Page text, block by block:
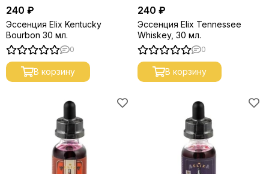
240 ₽
Эссенция Elix Kentucky
Bourbon 30 мл.
0
В корзину
240 ₽
Эссенция Elix Tennessee
Whiskey, 30 мл.
0
В корзину